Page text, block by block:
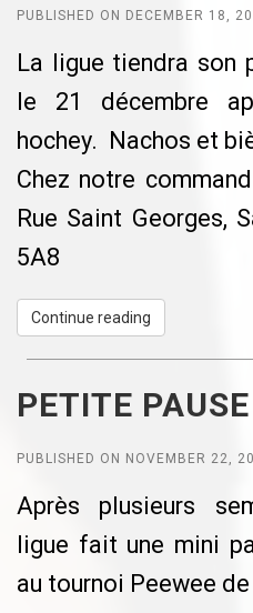
L’entente
fonction des
Dans le cas où les
dans le présent
respectées, la
l’aréna régional de
réserve le droit de
arénas au
récalcitrant.
Merci de votre
PUBLISHED ON DECEMBER 18,
La ligue tiendra son
le 21 décembre
hochey. Nachos et
Chez notre
Rue Saint Georges,
5A8
Continue reading
PETITE PAUSE
PUBLISHED ON NOVEMBER 22,
Après plusieurs
ligue fait une mini
au tournoi Peewee